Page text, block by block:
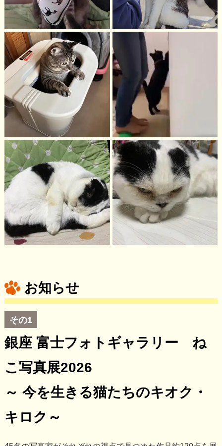
お知らせ
その1
銀座 富士フォトギャラリー ね
こ写真展2026
～ 今を生きる猫たちのキオク・
キロク～